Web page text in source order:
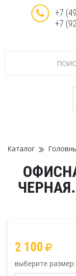
+7
+7
Каталог
2 100
выберите размер: